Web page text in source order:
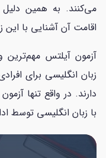
می‌کنند. به همین
اقامت آن آشنایی با
آزمون آیلتس
زبان انگلیسی برای
دارند. در واقع تنها
با زبان انگلیسی توسط